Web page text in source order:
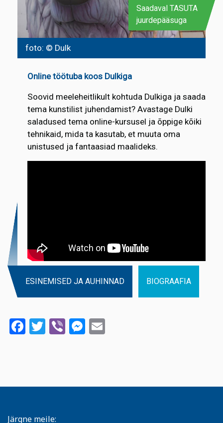
foto: © Dulk
Saadaval TASUTA
juurdepääsuga
Online töötuba koos Dulkiga
Soovid meeleheitlikult kohtuda Dulkiga ja saada
tema kunstilist juhendamist? Avastage Dulki
saladused tema online-kursusel ja õppige kõiki
tehnikaid, mida ta kasutab, et muuta oma
unistused ja fantaasiad maalideks.
ESINEMISED JA AUHINNAD BIOGRAAFIA
Facebook
Twitter
ViberMessenger
Järgne meile: